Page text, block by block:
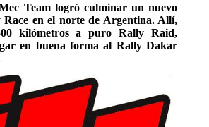
Team logró culminar un nuevo
en el norte de Argentina. Allí,
kilómetros a puro Rally Raid,
en buena forma al Rally Dakar